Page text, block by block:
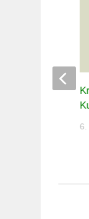
6.